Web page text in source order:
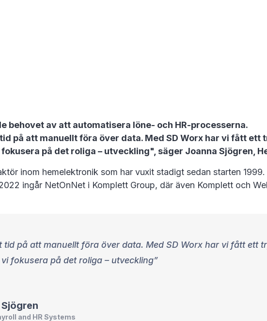
behovet av att automatisera löne- och HR-processerna.
på att manuellt föra över data. Med SD Worx har vi fått
på det roliga – utveckling", säger Joanna Sjögren,
inom hemelektronik som har vuxit stadigt sedan starten
ingår NetOnNet i Komplett Group, där även Komplett och
tid på att manuellt föra över data. Med SD Worx har vi fått
fokusera på det roliga – utveckling
Sjögren
and HR Systems